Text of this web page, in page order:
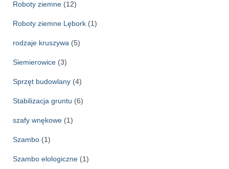
Roboty ziemne (12)
Roboty ziemne Lębork (1)
rodzaje kruszywa (5)
Siemierowice (3)
Sprzęt budowlany (4)
Stabilizacja gruntu (6)
szafy wnękowe (1)
Szambo (1)
Szambo elologiczne (1)